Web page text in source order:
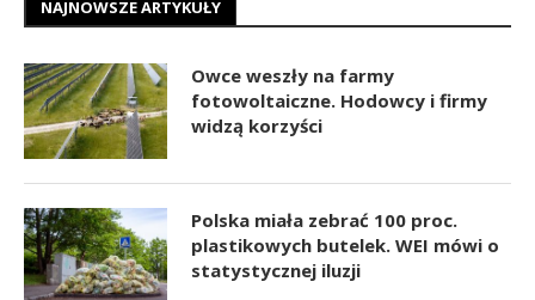
NAJNOWSZE ARTYKUŁY
Owce weszły na farmy
fotowoltaiczne. Hodowcy i firmy
widzą korzyści
Polska miała zebrać 100 proc.
plastikowych butelek. WEI mówi o
statystycznej iluzji